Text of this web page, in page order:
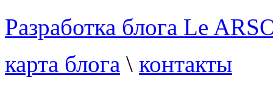
Разработка блога Le
карта блога \ контакты